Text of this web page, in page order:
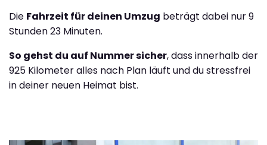
Die Fahrzeit für deinen Umzug beträgt dabei nur 9
Stunden 23 Minuten.
So gehst du auf Nummer sicher, dass innerhalb der
925 Kilometer alles nach Plan läuft und du stressfrei
in deiner neuen Heimat bist.